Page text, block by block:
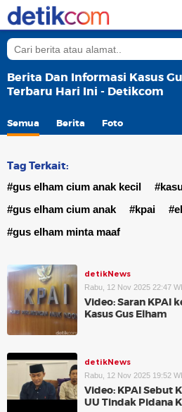
Berita Dan Informasi Kasus
Terbaru Hari Ini - Detikcom
Semua Berita Foto
Tag Terkait:
#gus elham cium anak kecil
#gus elham cium anak
#kpai
#gus elham minta maaf
detikNews
Rabu, 12 Nov 2025 22:47
Video: Saran KPAI
Kasus Gus Elham
detikNews
Rabu, 12 Nov 2025 19:52
Video: KPAI Sebut
UU Tindak Pidana